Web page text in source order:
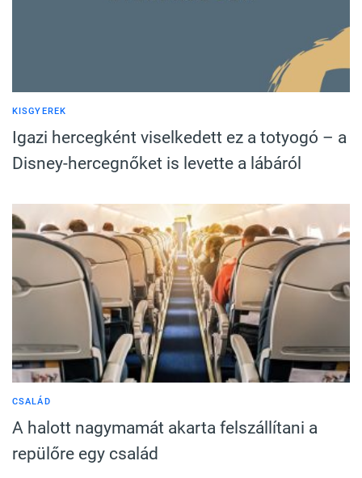
KISGYEREK
Igazi hercegként viselkedett ez a totyogó – a
Disney-hercegnőket is levette a lábáról
CSALÁD
A halott nagymamát akarta felszállítani a
repülőre egy család